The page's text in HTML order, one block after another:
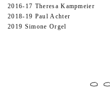
2016-17 Theresa Kampmeier
2018-19 Paul Achter
2019 Simone Orgel